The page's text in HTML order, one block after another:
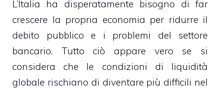
L’Italia ha disperatamente bisogno di far
crescere la propria economia per ridurre il
debito pubblico e i problemi del settore
bancario. Tutto ciò appare vero se si
considera che le condizioni di liquidità
globale rischiano di diventare più difficili nel